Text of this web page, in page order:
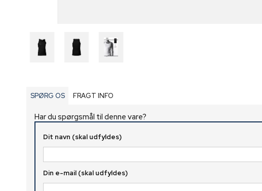
SPØRG OS FRAGT INFO
Har du spørgsmål til denne vare?
Dit navn (skal udfyldes)
Din e-mail (skal udfyldes)